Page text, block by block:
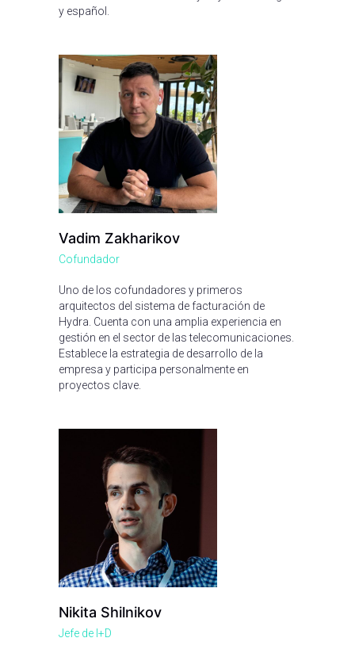
y español.
Vadim Zakharikov
Cofundador
Uno de los cofundadores y primeros
arquitectos del sistema de facturación de
Hydra. Cuenta con una amplia experiencia en
gestión en el sector de las telecomunicaciones.
Establece la estrategia de desarrollo de la
empresa y participa personalmente en
proyectos clave.
Nikita Shilnikov
Jefe de I+D